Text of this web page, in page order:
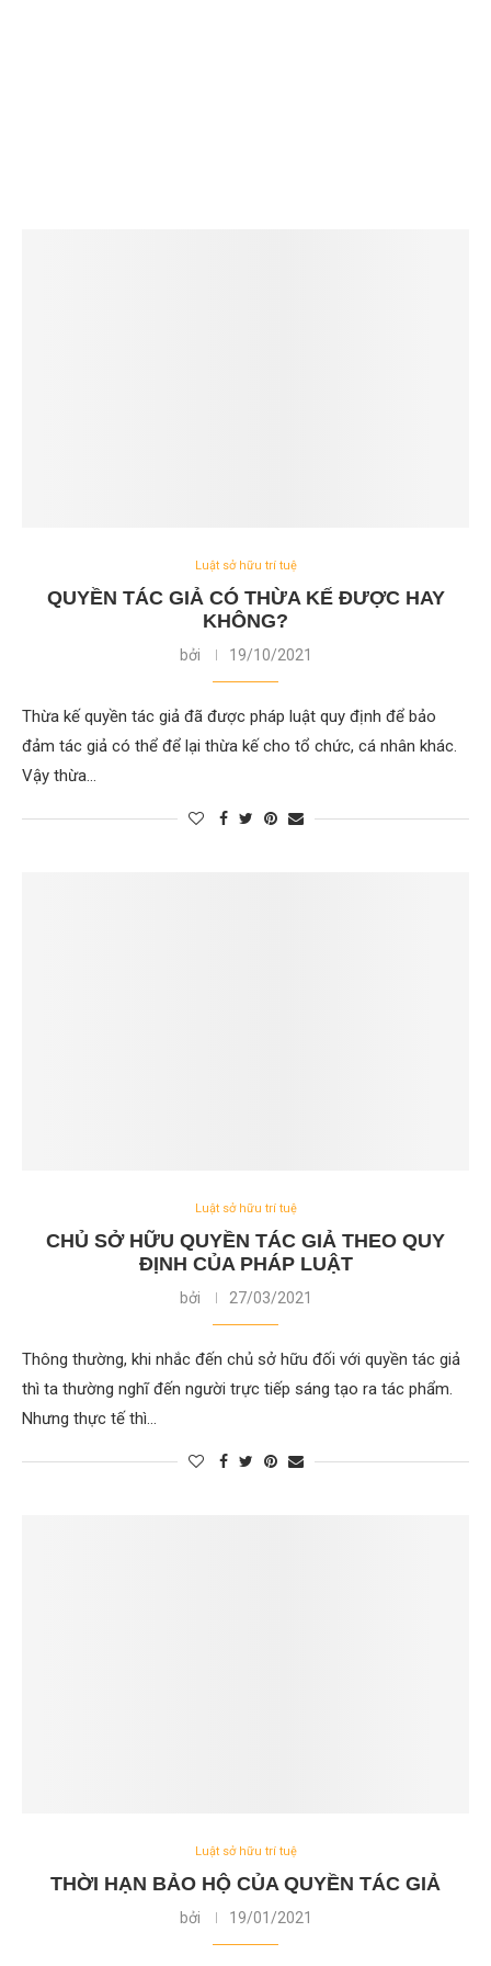
Luật sở hữu trí tuệ
QUYỀN TÁC GIẢ CÓ THỪA KẾ ĐƯỢC HAY
KHÔNG?
bởi 19/10/2021
Thừa kế quyền tác giả đã được pháp luật quy định để bảo
đảm tác giả có thể để lại thừa kế cho tổ chức, cá nhân khác.
Vậy thừa…
Luật sở hữu trí tuệ
CHỦ SỞ HỮU QUYỀN TÁC GIẢ THEO QUY
ĐỊNH CỦA PHÁP LUẬT
bởi 27/03/2021
Thông thường, khi nhắc đến chủ sở hữu đối với quyền tác giả
thì ta thường nghĩ đến người trực tiếp sáng tạo ra tác phẩm.
Nhưng thực tế thì…
Luật sở hữu trí tuệ
THỜI HẠN BẢO HỘ CỦA QUYỀN TÁC GIẢ
bởi 19/01/2021